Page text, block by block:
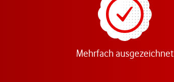
Mehrfach ausgezeichnet